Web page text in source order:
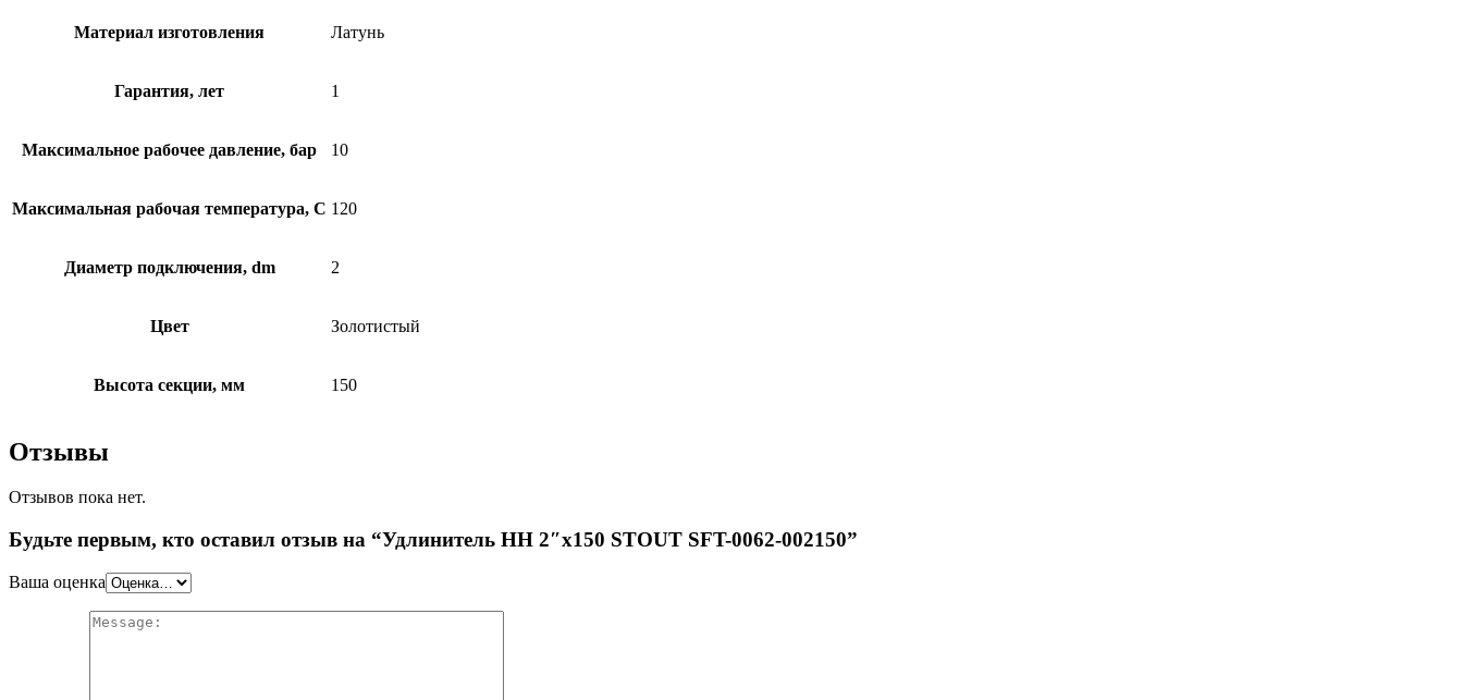
Материал изготовления Латунь
Гарантия, лет 1
Максимальное рабочее давление, бар 10
Максимальная рабочая температура, C 120
Диаметр подключения, dm 2
Цвет Золотистый
Высота секции, мм 150
Отзывы
Отзывов пока нет.
Будьте первым, кто оставил отзыв на “Удлинитель НН 2″x150 STOUT SFT-0062-002150”
Ваша оценка